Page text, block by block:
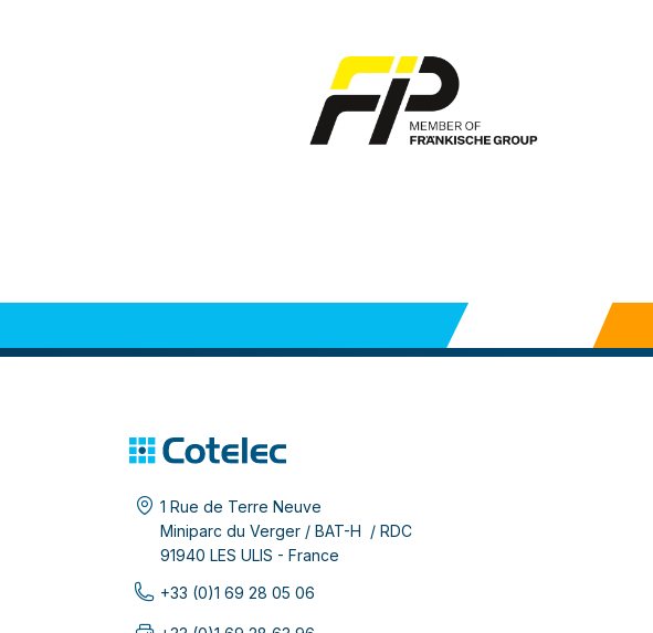
1 Rue de Terre Neuve
Miniparc du Verger / BAT-H / RDC
91940 LES ULIS - France
+33 (0)1 69 28 05 06